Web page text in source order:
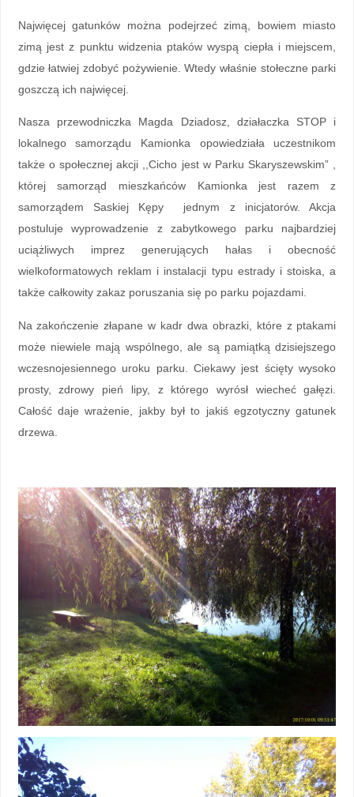
Najwięcej gatunków można podejrzeć zimą, bowiem miasto
zimą jest z punktu widzenia ptaków wyspą ciepła i miejscem,
gdzie łatwiej zdobyć pożywienie. Wtedy właśnie stołeczne parki
goszczą ich najwięcej.
Nasza przewodniczka Magda Dziadosz, działaczka STOP i
lokalnego samorządu Kamionka opowiedziała uczestnikom
także o społecznej akcji ,,Cicho jest w Parku Skaryszewskim” ,
której samorząd mieszkańców Kamionka jest razem z
samorządem Saskiej Kępy jednym z inicjatorów. Akcja
postuluje wyprowadzenie z zabytkowego parku najbardziej
uciążliwych imprez generujących hałas i obecność
wielkoformatowych reklam i instalacji typu estrady i stoiska, a
także całkowity zakaz poruszania się po parku pojazdami.
Na zakończenie złapane w kadr dwa obrazki, które z ptakami
może niewiele mają wspólnego, ale są pamiątką dzisiejszego
wczesnojesiennego uroku parku. Ciekawy jest ścięty wysoko
prosty, zdrowy pień lipy, z którego wyrósł wiecheć gałęzi.
Całość daje wrażenie, jakby był to jakiś egzotyczny gatunek
drzewa.